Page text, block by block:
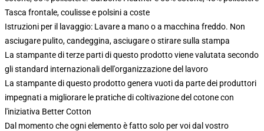
Tasca frontale, coulisse e polsini a coste
Istruzioni per il lavaggio: Lavare a mano o a macchina freddo. Non
asciugare pulito, candeggina, asciugare o stirare sulla stampa
La stampante di terze parti di questo prodotto viene valutata secondo
gli standard internazionali dell'organizzazione del lavoro
La stampante di questo prodotto genera vuoti da parte dei produttori
impegnati a migliorare le pratiche di coltivazione del cotone con
l'iniziativa Better Cotton
Dal momento che ogni elemento è fatto solo per voi dal vostro